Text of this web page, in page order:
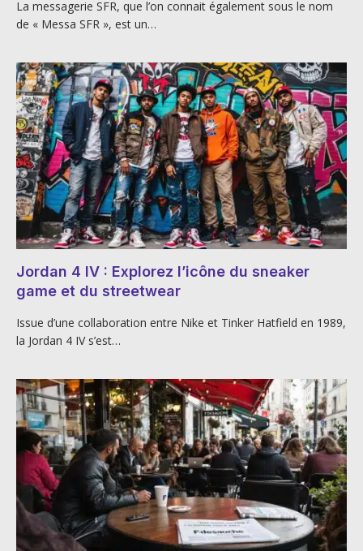
La messagerie SFR, que l’on connait également sous le nom
de « Messa SFR », est un…
Jordan 4 IV : Explorez l’icône du sneaker
game et du streetwear
Issue d’une collaboration entre Nike et Tinker Hatfield en 1989,
la Jordan 4 IV s’est…